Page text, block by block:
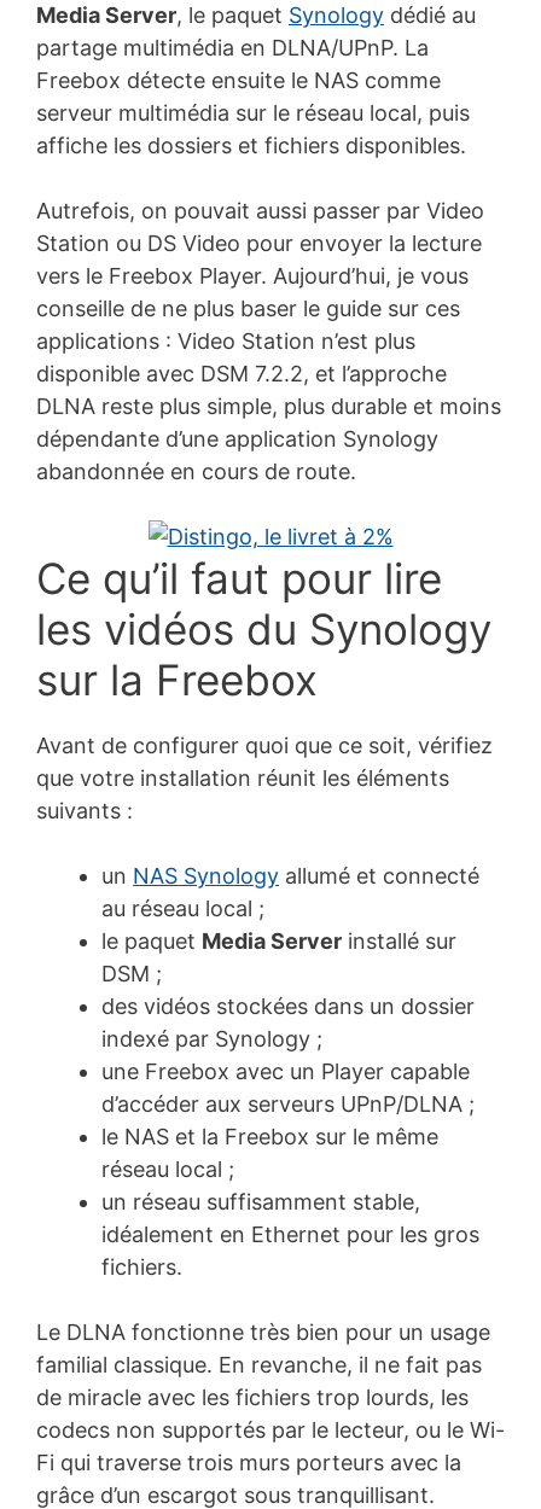
Media Server, le paquet Synology dédié au
partage multimédia en DLNA/UPnP. La
Freebox détecte ensuite le NAS comme
serveur multimédia sur le réseau local, puis
affiche les dossiers et fichiers disponibles.
Autrefois, on pouvait aussi passer par Video
Station ou DS Video pour envoyer la lecture
vers le Freebox Player. Aujourd’hui, je vous
conseille de ne plus baser le guide sur ces
applications : Video Station n’est plus
disponible avec DSM 7.2.2, et l’approche
DLNA reste plus simple, plus durable et moins
dépendante d’une application Synology
abandonnée en cours de route.
Ce qu’il faut pour lire
les vidéos du Synology
sur la Freebox
Avant de configurer quoi que ce soit, vérifiez
que votre installation réunit les éléments
suivants :
un NAS Synology allumé et connecté
au réseau local ;
le paquet Media Server installé sur
DSM ;
des vidéos stockées dans un dossier
indexé par Synology ;
une Freebox avec un Player capable
d’accéder aux serveurs UPnP/DLNA ;
le NAS et la Freebox sur le même
réseau local ;
un réseau suffisamment stable,
idéalement en Ethernet pour les gros
fichiers.
Le DLNA fonctionne très bien pour un usage
familial classique. En revanche, il ne fait pas
de miracle avec les fichiers trop lourds, les
codecs non supportés par le lecteur, ou le Wi-
Fi qui traverse trois murs porteurs avec la
grâce d’un escargot sous tranquillisant.